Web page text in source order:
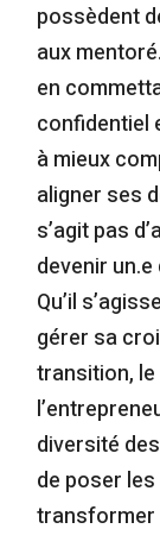
possèdent
aux
en
confidentiel
à mieux
aligner ses
s’agit pas
devenir
Qu’il
gérer sa
transition,
diversité
de poser
transformer